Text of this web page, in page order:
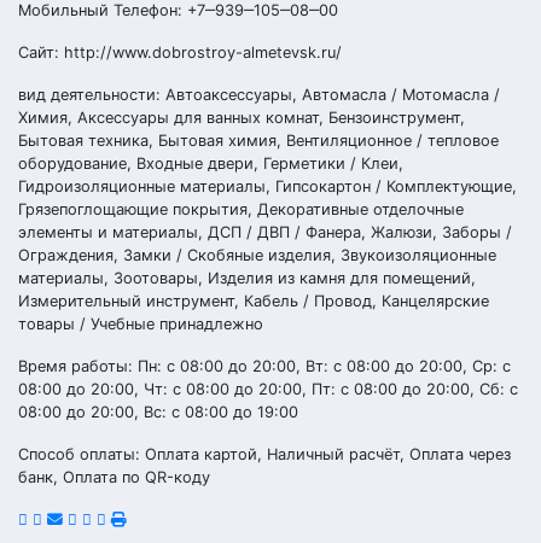
Мобильный Телефон: +7‒939‒105‒08‒00
Сайт: http://www.dobrostroy-almetevsk.ru/
вид деятельности: Автоаксессуары, Автомасла / Мотомасла /
Химия, Аксессуары для ванных комнат, Бензоинструмент,
Бытовая техника, Бытовая химия, Вентиляционное / тепловое
оборудование, Входные двери, Герметики / Клеи,
Гидроизоляционные материалы, Гипсокартон / Комплектующие,
Грязепоглощающие покрытия, Декоративные отделочные
элементы и материалы, ДСП / ДВП / Фанера, Жалюзи, Заборы /
Ограждения, Замки / Скобяные изделия, Звукоизоляционные
материалы, Зоотовары, Изделия из камня для помещений,
Измерительный инструмент, Кабель / Провод, Канцелярские
товары / Учебные принадлежно
Время работы: Пн: с 08:00 до 20:00, Вт: с 08:00 до 20:00, Ср: с
08:00 до 20:00, Чт: с 08:00 до 20:00, Пт: с 08:00 до 20:00, Сб: с
08:00 до 20:00, Вс: с 08:00 до 19:00
Способ оплаты: Оплата картой, Наличный расчёт, Оплата через
банк, Оплата по QR-коду